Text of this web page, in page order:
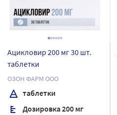
Ацикловир 200 мг 30 шт.
таблетки
ОЗОН ФАРМ ООО
таблетки
Дозировка 200 мг